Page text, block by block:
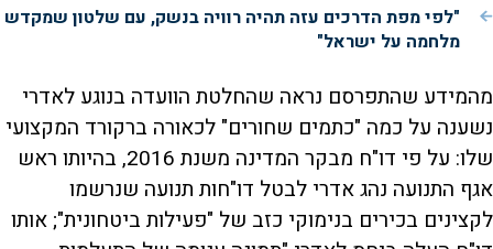
"לפי מפת הדרכים עזה תהיה רוויה בנשק, עם שלטון שמקדש
מלחמה על ישראל"
מהמידע שהתפרסם נראה שהחלטת הוועדה בנוגע לאדרי
נשענה על כמה "כתמים שחורים" לכאורה ברקורד המקצועי
שלו: על פי דו"ח מבקר המדינה משנת 2016, בהיותו ראש
אגף התנועה נהג אדרי לבטל דו"חות תנועה שנרשמו
לקצינים בכירים בנימוקי כזב של "פעילות ביטחונית"; אותו